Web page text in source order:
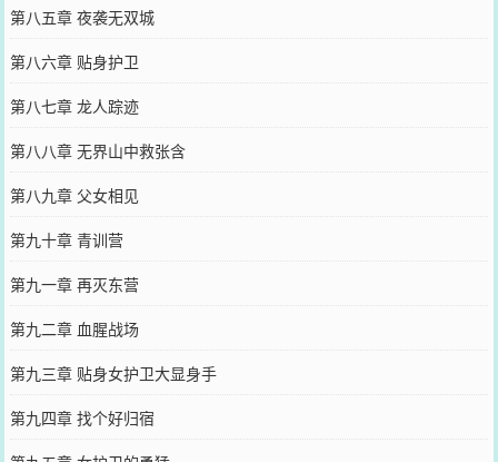
第八五章 夜袭无双城
第八六章 贴身护卫
第八七章 龙人踪迹
第八八章 无界山中救张含
第八九章 父女相见
第九十章 青训营
第九一章 再灭东营
第九二章 血腥战场
第九三章 贴身女护卫大显身手
第九四章 找个好归宿